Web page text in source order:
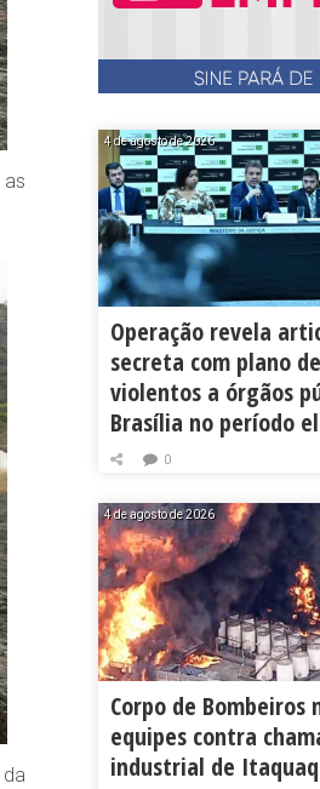
as
4 de agosto de 2026
Operação revela
secreta com plano
violentos a órgãos
Brasília no período
0
4 de agosto de 2026
Corpo de Bombeiros
equipes contra
industrial de